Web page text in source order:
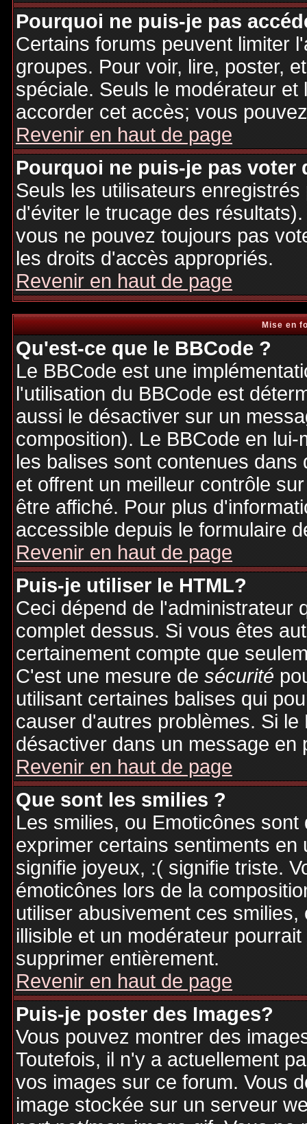
Pourquoi ne puis-je pas
Certains forums peuvent limiter
groupes. Pour voir, lire, poster,
spéciale. Seuls le modérateur
accorder cet accès; vous
Revenir en haut de page
Pourquoi ne puis-je pas voter
Seuls les utilisateurs
d'éviter le trucage des
vous ne pouvez toujours pas
les droits d'accès appropriés.
Revenir en haut de page
Mise en
Qu'est-ce que le BBCode ?
Le BBCode est une
l'utilisation du BBCode est
aussi le désactiver sur un
composition). Le BBCode en
les balises sont contenues
et offrent un meilleur contrôle
être affiché. Pour plus
accessible depuis le formulaire
Revenir en haut de page
Puis-je utiliser le HTML?
Ceci dépend de l'administrateur
complet dessus. Si vous êtes
certainement compte que
C'est une mesure desécurité
utilisant certaines balises qui
causer d'autres problèmes. Si
désactiver dans un message en
Revenir en haut de page
Que sont les smilies ?
Les smilies, ou Emoticônes
exprimer certains sentiments
signifie joyeux, :( signifie triste.
émoticônes lors de la
utiliser abusivement ces
illisible et un modérateur
supprimer entièrement.
Revenir en haut de page
Puis-je poster des Images?
Vous pouvez montrer des
Toutefois, il n'y a actuellement
vos images sur ce forum. Vous
image stockée sur un serveur